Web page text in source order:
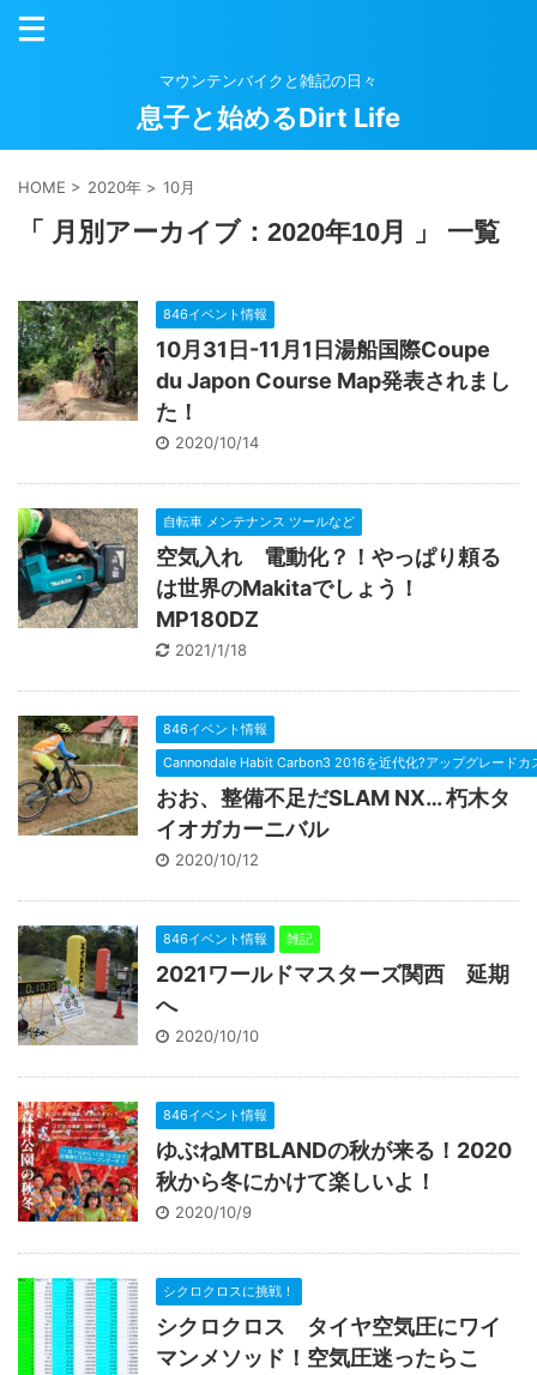
マウンテンバイクと雑記の日々
息子と始めるDirt Life
HOME > 2020年 > 10月
「 月別アーカイブ：2020年10月 」 一覧
846イベント情報
10月31日-11月1日湯船国際Coupe
du Japon Course Map発表されまし
た！
2020/10/14
自転車 メンテナンス ツールなど
空気入れ 電動化？！やっぱり頼る
は世界のMakitaでしょう！
MP180DZ
2021/1/18
846イベント情報
Cannondale Habit Carbon3 2016を近代化?アップグレードカ
おお、整備不足だSLAM NX… 朽木タ
イオガカーニバル
2020/10/12
846イベント情報 雑記
2021ワールドマスターズ関西 延期
へ
2020/10/10
846イベント情報
ゆぶねMTBLANDの秋が来る！2020
秋から冬にかけて楽しいよ！
2020/10/9
シクロクロスに挑戦！
シクロクロス タイヤ空気圧にワイ
マンメソッド！空気圧迷ったらこ